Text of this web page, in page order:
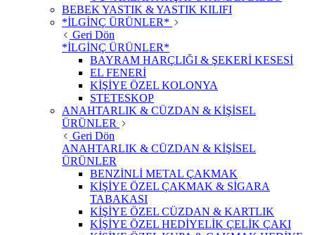
BEBEK YASTIK & YASTIK KILIFI
*İLGİNÇ ÜRÜNLER*
Geri Dön
*İLGİNÇ ÜRÜNLER*
BAYRAM HARÇLIĞI & ŞEKERİ KESESİ
EL FENERİ
KİŞİYE ÖZEL KOLONYA
STETESKOP
ANAHTARLIK & CÜZDAN & KİŞİSEL
ÜRÜNLER
Geri Dön
ANAHTARLIK & CÜZDAN & KİŞİSEL
ÜRÜNLER
BENZİNLİ METAL ÇAKMAK
KİŞİYE ÖZEL ÇAKMAK & SİGARA
TABAKASI
KİŞİYE ÖZEL CÜZDAN & KARTLIK
KİŞİYE ÖZEL HEDİYELİK ÇELİK ÇAKI